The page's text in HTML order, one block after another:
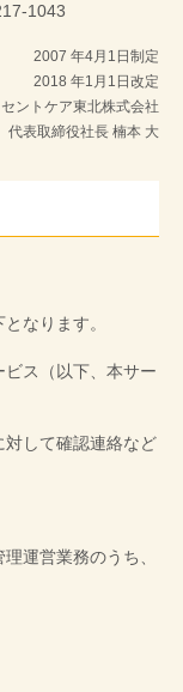
1043
2007 年4月1日制定
2018 年1月1日改定
セントケア東北株式会社
代表取締役社長 楠本 大
なります。
ス（以下、本サー
して確認連絡など
運営業務のうち、